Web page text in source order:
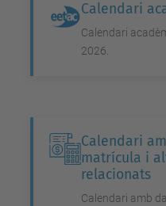
Calendari
Calendari
2026.
Calendari
matrícula i
relacionats
Calendari amb